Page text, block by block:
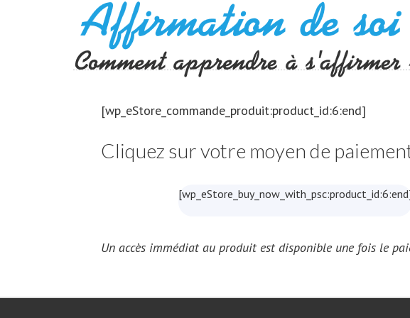
[wp_eStore_commande_produit:product_id:6:end]
Cliquez sur votre moyen de
Un accès immédiat au produit est disponible une fois le